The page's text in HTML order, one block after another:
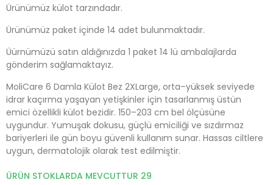
Ürünümüz külot tarzındadır.
Ürünümüz paket içinde 14 adet bulunmaktadır.
Üürnümüzü satın aldığınızda 1 paket 14 lü ambalajlarda
gönderim sağlamaktayız.
MoliCare 6 Damla Külot Bez 2XLarge, orta–yüksek seviyede
idrar kaçırma yaşayan yetişkinler için tasarlanmış üstün
emici özellikli külot bezidir. 150–203 cm bel ölçüsüne
uygundur. Yumuşak dokusu, güçlü emiciliği ve sızdırmaz
bariyerleri ile gün boyu güvenli kullanım sunar. Hassas ciltlere
uygun, dermatolojik olarak test edilmiştir.
ÜRÜN STOKLARDA MEVCUTTUR 29